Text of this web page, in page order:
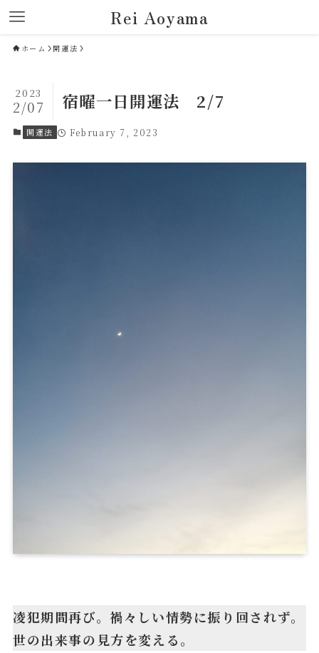
Rei Aoyama
ホーム 開運法
宿曜一日開運法 2/7
2023
2/07
開運法 February 7, 2023
凌犯期間再び。禍々しい情勢に振り回されず。
世の出来事の見方を変える。